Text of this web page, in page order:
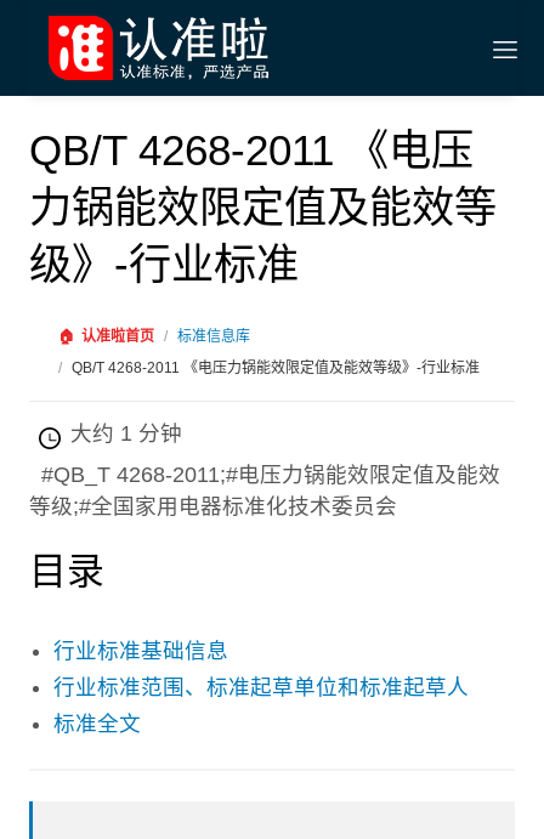
QB/T 4268-2011 《电压
力锅能效限定值及能效等
级》-行业标准
🏠 认准啦首页 / 标准信息库
/ QB/T 4268-2011 《电压力锅能效限定值及能效等级》-行业标准
大约 1 分钟
#QB_T 4268-2011;#电压力锅能效限定值及能效
等级;#全国家用电器标准化技术委员会
目录
行业标准基础信息
行业标准范围、标准起草单位和标准起草人
标准全文